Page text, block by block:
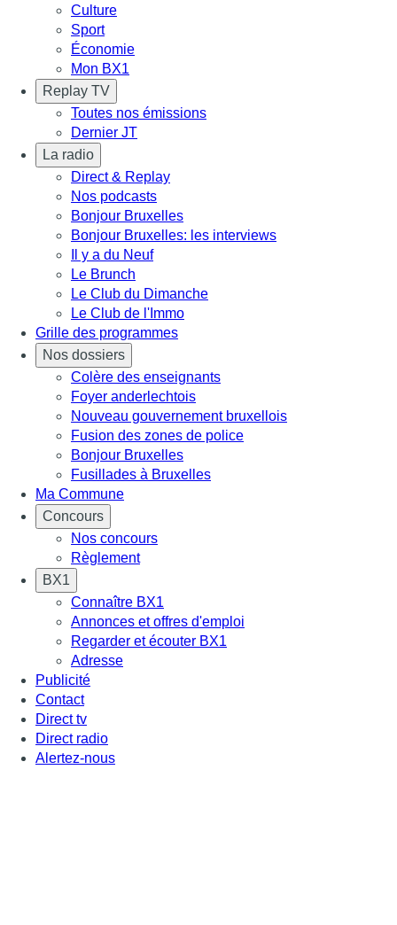
Culture
Sport
Économie
Mon BX1
Replay TV
Toutes nos émissions
Dernier JT
La radio
Direct & Replay
Nos podcasts
Bonjour Bruxelles
Bonjour Bruxelles: les interviews
Il y a du Neuf
Le Brunch
Le Club du Dimanche
Le Club de l'Immo
Grille des programmes
Nos dossiers
Colère des enseignants
Foyer anderlechtois
Nouveau gouvernement bruxellois
Fusion des zones de police
Bonjour Bruxelles
Fusillades à Bruxelles
Ma Commune
Concours
Nos concours
Règlement
BX1
Connaître BX1
Annonces et offres d'emploi
Regarder et écouter BX1
Adresse
Publicité
Contact
Direct tv
Direct radio
Alertez-nous